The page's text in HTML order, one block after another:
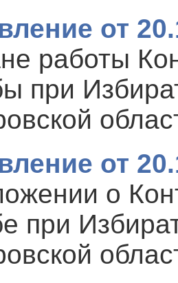
от
работы
при
от
о
при